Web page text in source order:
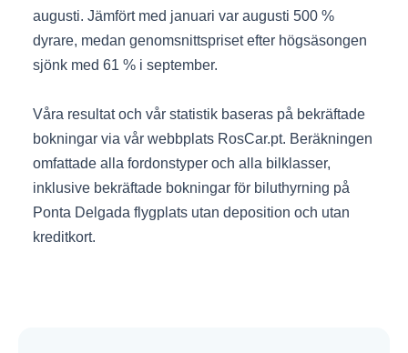
augusti. Jämfört med januari var augusti 500 %
dyrare, medan genomsnittspriset efter högsäsongen
sjönk med 61 % i september.
Våra resultat och vår statistik baseras på bekräftade
bokningar via vår webbplats RosCar.pt. Beräkningen
omfattade alla fordonstyper och alla bilklasser,
inklusive bekräftade bokningar för biluthyrning på
Ponta Delgada flygplats utan deposition och utan
kreditkort.